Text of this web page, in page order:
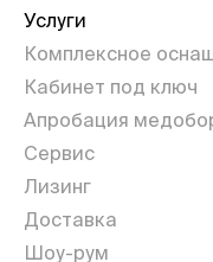
Услуги
Комплексное
Кабинет под ключ
Апробация
Сервис
Лизинг
Доставка
Шоу-рум